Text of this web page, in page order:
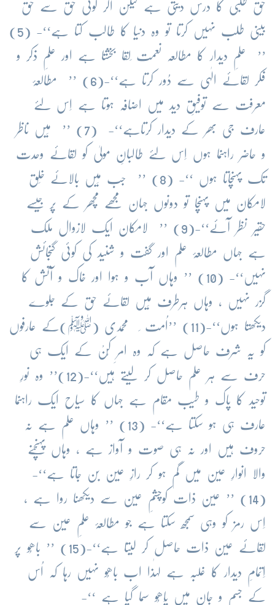
حق طلبی کا درس دیتی ہے لیکن اگر کوئی حق سے حق
بینی طلب نہیں کرتا تو وہ دنیا کا طالب کتا ہے‘‘- (5)
’’ علمِ دیدار کا مطالعہ نعمت ِلقا بخشتا ہے اور علمِ ذکر و
فکر لقائے الٰہی سے دُور کرتا ہے‘‘-(6) ’’ مطالعۂ
معرفت سے توفیقِ دید میں اضافہ ہوتا ہے اِس لئے
عارف جی بھر کے دیدار کرتاہے‘‘- (7) ’’ مَیں ناظر
و حاضر راہنما ہوں اِس لئے طالبانِ مولیٰ کو لقائے وحدت
تک پہنچاتا ہوں ‘‘- (8) ’’ جب مَیں بالائے خَلق
لامکان میں پہنچا تو دونوں جہان مجھے مچھر کے پَر جیسے
حقیر نظر آئے‘‘-(9) ’’ لامکان ایک لازوال ملک
ہے جہاں مطالعۂ علم اور گفت و شنید کی کوئی گنجائش
نہیں‘‘- (10) ’’ وہاں آب و ہوا اور خاک و آتش کا
گزر نہیں ، وہاں ہرطرف مَیں لقائے حق کے جلوے
دیکھتا ہوں‘‘-(11) ’’اُمت ِ محمدی (ﷺ)کے عارفوں
کو یہ شرف حاصل ہے کہ وہ امرِ کُنْ کے ایک ہی
حرف سے ہر علم حاصل کر لیتے ہیں‘‘-(12)’’ وہ نورِ
توحید کا پاک و طیب مقام ہے جہاں کا سیاح ایک راہنما
عارف ہی ہو سکتا ہے‘‘- (13) ’’ وہاں علم ہے نہ
حروف ہیں اور نہ ہی صوت و آواز ہے ، وہاں پہنچنے
والا انوارِ عین میں گم ہو کر رازِ عین بن جاتا ہے‘‘-
(14) ’’ عین ذات کوچشمِ عین سے دیکھنا روا ہے ،
اِس رمز کو وہی سمجھ سکتا ہے جو مطالعۂ علمِ عین سے
لقائے عین ذات حاصل کر لیتا ہے‘‘-(15) ’’ باھُو پر
اِتمامِ دیدار کا غلبہ ہے لہٰذا اب باھُو نہیں رہا کہ اُس
کے جسم و جان میں یَاھُو سما گیا ہے ‘‘-